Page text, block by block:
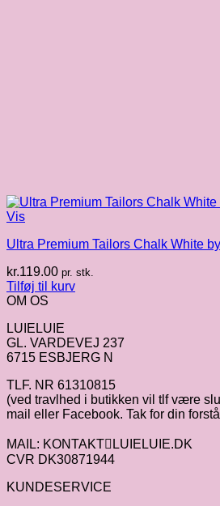
Vis
Ultra Premium Tailors Chalk White
kr.119.00 pr. stk.
Tilføj til kurv
OM OS
LUIELUIE
GL. VARDEVEJ 237
6715 ESBJERG N
TLF. NR 61310815
(ved travlhed i butikken vil tlf være
mail eller Facebook. Tak for din
MAIL: KONTAKTLUIELUIE.DK
CVR DK30871944
KUNDESERVICE